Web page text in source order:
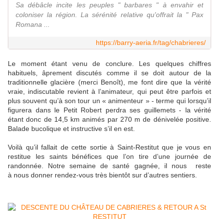
Sa débâcle incite les peuples " barbares " à envahir et
coloniser la région. La sérénité relative qu'offrait la " Pax
Romana ...
https://barry-aeria.fr/tag/chabrieres/
Le moment étant venu de conclure. Les quelques chiffres
habituels, âprement discutés comme il se doit autour de la
traditionnelle glacière (merci Benoît), me font dire que la vérité
vraie, indiscutable revient à l’animateur, qui peut être parfois et
plus souvent qu’à son tour un « animenteur » - terme qui lorsqu’il
figurera dans le Petit Robert perdra ses guillemets - la vérité
étant donc de 14,5 km animés par 270 m de dénivelée positive.
Balade bucolique et instructive s’il en est.
Voilà qu’il fallait de cette sortie à Saint-Restitut que je vous en
restitue les saints bénéfices que l’on tire d’une journée de
randonnée. Notre semaine de santé gagnée, il nous reste
à nous donner rendez-vous très bientôt sur d’autres sentiers.